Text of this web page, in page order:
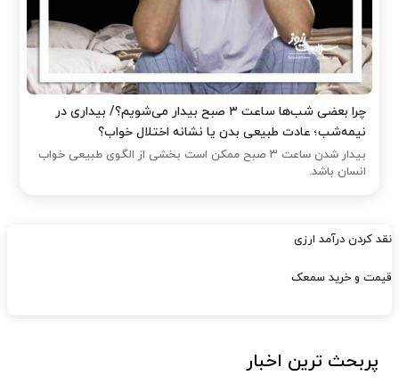
چرا بعضی شب‌ها ساعت ۳ صبح بیدار می‌شویم؟/ بیداری در
نیمه‌شب؛ عادت طبیعی بدن یا نشانه اختلال خواب؟
بیدار شدن ساعت ۳ صبح ممکن است بخشی از الگوی طبیعی خواب
انسان باشد.
نقد کردن درآمد ارزی
قیمت و خرید سمعک
پربحث ترین اخبار